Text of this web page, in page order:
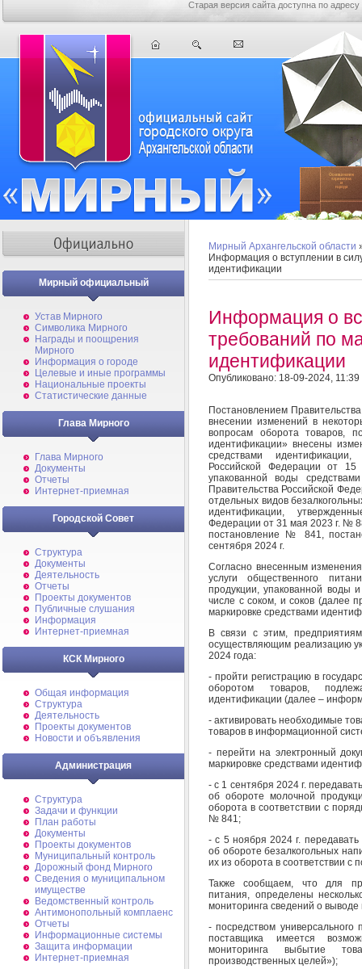
Старая версия сайта доступна по адресу
Мирный официальный
Устав Мирного
Символика Мирного
Награды и поощрения
Мирного
Информация о городе
Целевые и иные программы
Национальные проекты
Статистические данные
Глава Мирного
Глава Мирного
Документы
Отчеты
Интернет-приемная
Городской Совет
Структура
Документы
Деятельность
Отчеты
Проекты документов
Публичные слушания
Информация
Интернет-приемная
КСК Мирного
Общая информация
Структура
Деятельность
Проекты документов
Новости и объявления
Администрация
Структура
Задачи и функции
План работы
Документы
Проекты документов
Муниципальный контроль
Дорожный фонд Мирного
Cведения о муниципальном
имуществе
Ведомственный контроль
Антимонопольный комплаенс
Отчеты
Информационные системы
Защита информации
Интернет-приемная
Мирный Архангельской области
Информация о вступлении в
идентификации
Информация о
требований по
идентификации
Опубликовано: 18-09-2024, 11:39
Постановлением
внесении изменений в
вопросам оборота товаров,
идентификации» внесены
средствами идентификации,
Российской Федерации от
упакованной воды
Правительства Российской
отдельных видов
идентификации,
Федерации от 31 мая 2023 г. №
постановление № 841,
сентября 2024 г.
Согласно внесенным
услуги общественного
продукции, упакованной воды
числе с соком, и соков (далее
маркировке средствами
В связи с этим,
осуществляющим реализацию
2024 года:
- пройти регистрацию в
оборотом товаров,
идентификации (далее –
- активировать необходимые
товаров в информационной
- перейти на электронный
маркировке средствами
- с 1 сентября 2024 г.
об обороте молочной
оборота в соответствии с
№ 841;
- с 5 ноября 2024 г.
об обороте безалкогольных
их из оборота в соответствии
Также сообщаем, что для
питания, определены
мониторинга сведений о выводе
- посредством универсального
поставщика имеется
мониторинга выбытие
производственных целей»);